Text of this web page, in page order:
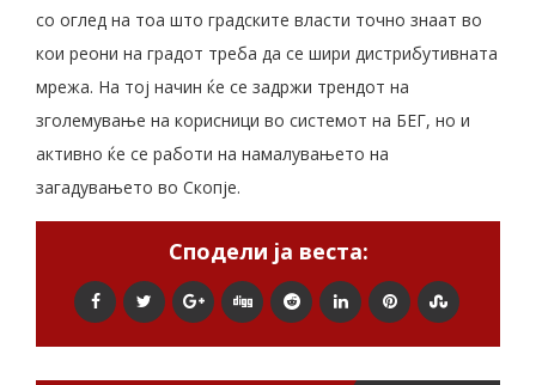
со оглед на тоа што градските власти точно знаат во
кои реони на градот треба да се шири дистрибутивната
мрежа. На тој начин ќе се задржи трендот на
зголемување на корисници во системот на БЕГ, но и
активно ќе се работи на намалувањето на
загадувањето во Скопје.
Сподели ја веста: